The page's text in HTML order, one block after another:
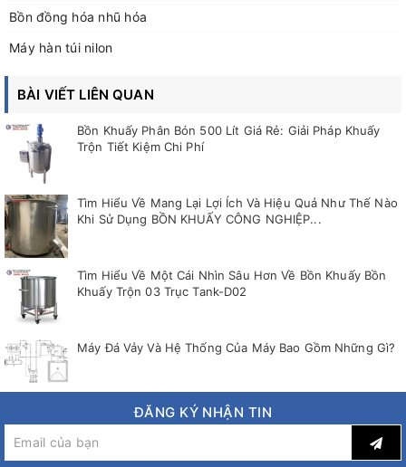
Bồn đồng hóa nhũ hóa
Máy hàn túi nilon
BÀI VIẾT LIÊN QUAN
Bồn Khuấy Phân Bón 500 Lít Giá Rẻ: Giải Pháp Khuấy
Trộn Tiết Kiệm Chi Phí
Tìm Hiểu Về Mang Lại Lợi Ích Và Hiệu Quả Như Thế Nào
Khi Sử Dụng BỒN KHUẤY CÔNG NGHIỆP...
Tìm Hiểu Về Một Cái Nhìn Sâu Hơn Về Bồn Khuấy Bồn
Khuấy Trộn 03 Trục Tank-D02
Máy Đá Vảy Và Hệ Thống Của Máy Bao Gồm Những Gì?
ĐĂNG KÝ NHẬN TIN